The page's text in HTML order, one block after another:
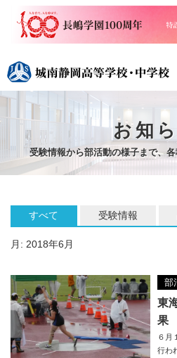
お知
受験情報から部活動の様子まで、
すべて 受験情報
月: 2018年6月
部
東
果
６月
行わ